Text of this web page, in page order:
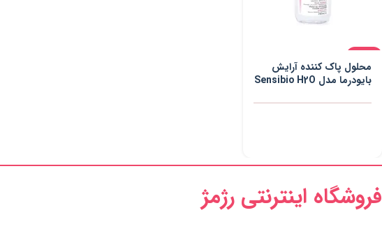
محلول پاک کننده آرایش
بایودرما مدل Sensibio H2O
فروشگاه اینترنتی رژمژ​